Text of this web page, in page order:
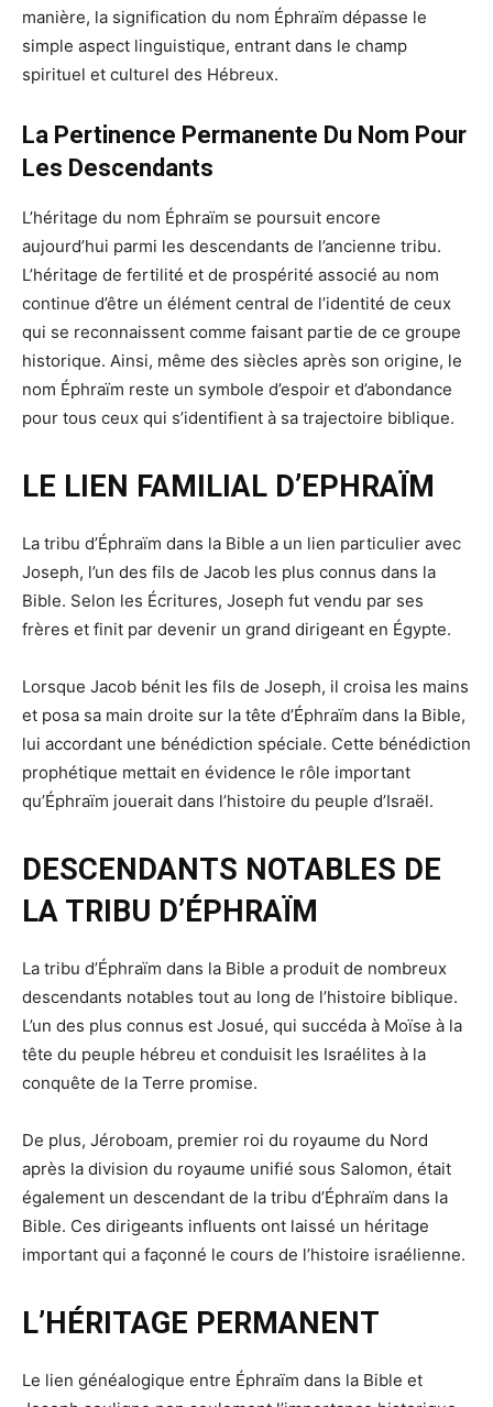
manière, la signification du nom Éphraïm dépasse le
simple aspect linguistique, entrant dans le champ
spirituel et culturel des Hébreux.
La Pertinence Permanente Du Nom Pour
Les Descendants
L’héritage du nom Éphraïm se poursuit encore
aujourd’hui parmi les descendants de l’ancienne tribu.
L’héritage de fertilité et de prospérité associé au nom
continue d’être un élément central de l’identité de ceux
qui se reconnaissent comme faisant partie de ce groupe
historique. Ainsi, même des siècles après son origine, le
nom Éphraïm reste un symbole d’espoir et d’abondance
pour tous ceux qui s’identifient à sa trajectoire biblique.
LE LIEN FAMILIAL D’EPHRAÏM
La tribu d’Éphraïm dans la Bible a un lien particulier avec
Joseph, l’un des fils de Jacob les plus connus dans la
Bible. Selon les Écritures, Joseph fut vendu par ses
frères et finit par devenir un grand dirigeant en Égypte.
Lorsque Jacob bénit les fils de Joseph, il croisa les mains
et posa sa main droite sur la tête d’Éphraïm dans la Bible,
lui accordant une bénédiction spéciale. Cette bénédiction
prophétique mettait en évidence le rôle important
qu’Éphraïm jouerait dans l’histoire du peuple d’Israël.
DESCENDANTS NOTABLES DE
LA TRIBU D’ÉPHRAÏM
La tribu d’Éphraïm dans la Bible a produit de nombreux
descendants notables tout au long de l’histoire biblique.
L’un des plus connus est Josué, qui succéda à Moïse à la
tête du peuple hébreu et conduisit les Israélites à la
conquête de la Terre promise.
De plus, Jéroboam, premier roi du royaume du Nord
après la division du royaume unifié sous Salomon, était
également un descendant de la tribu d’Éphraïm dans la
Bible. Ces dirigeants influents ont laissé un héritage
important qui a façonné le cours de l’histoire israélienne.
L’HÉRITAGE PERMANENT
Le lien généalogique entre Éphraïm dans la Bible et